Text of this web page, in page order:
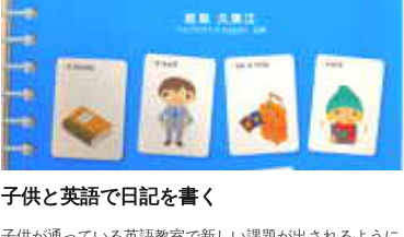
子供と英語で日記を書く